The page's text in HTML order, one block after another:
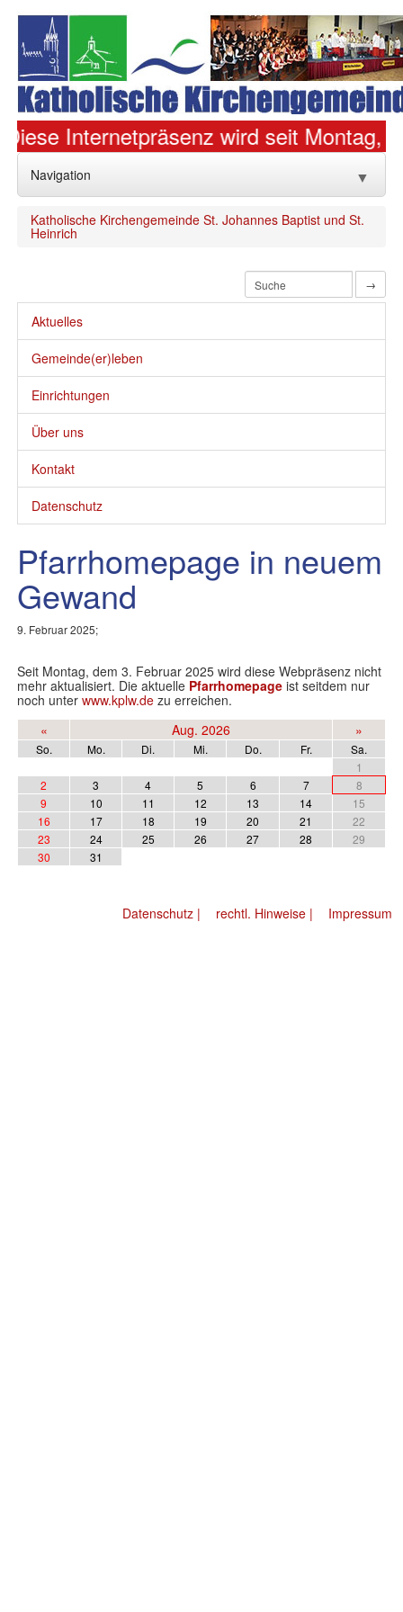
Internetpräsenz wird seit Montag,
Navigation ▼
Home
▼
Einrichtungen
Kontakt ▼
Datenschutz
Katholische Kirchengemeinde St. Johannes Baptist und St.
Heinrich
→
Aktuelles
Gemeinde(er)leben
Einrichtungen
Über uns
Kontakt
Datenschutz
Pfarrhomepage in neuem
Gewand
9. Februar 2025;
Seit Montag, dem 3. Februar 2025 wird diese Webpräsenz nicht
mehr aktualisiert. Die aktuelle Pfarrhomepage ist seitdem nur
noch unter www.kplw.de zu erreichen.
«
Aug. 2026 »
So. Mo. Di. Mi. Do. Fr.
Sa.
1
2
3 4 5 6 7
8
9
10 11 12 13 14
15
16
17 18 19 20 21
22
23
24 25 26 27 28
29
30
31
Datenschutz | rechtl. Hinweise | Impressum